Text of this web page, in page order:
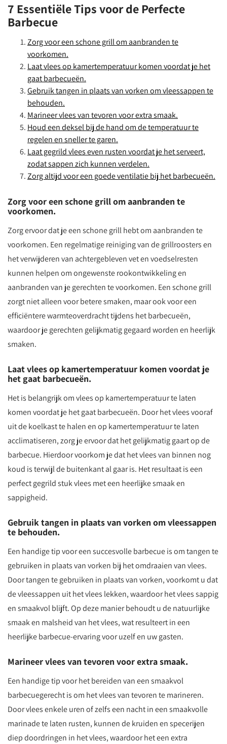
7 Essentiële Tips voor de Perfecte
Barbecue
Zorg voor een schone grill om aanbranden te
voorkomen.
Laat vlees op kamertemperatuur komen voordat je het
gaat barbecueën.
Gebruik tangen in plaats van vorken om vleessappen te
behouden.
Marineer vlees van tevoren voor extra smaak.
Houd een deksel bij de hand om de temperatuur te
regelen en sneller te garen.
Laat gegrild vlees even rusten voordat je het serveert,
zodat sappen zich kunnen verdelen.
Zorg altijd voor een goede ventilatie bij het barbecueën.
Zorg voor een schone grill om aanbranden te
voorkomen.
Zorg ervoor dat je een schone grill hebt om aanbranden te
voorkomen. Een regelmatige reiniging van de grillroosters en
het verwijderen van achtergebleven vet en voedselresten
kunnen helpen om ongewenste rookontwikkeling en
aanbranden van je gerechten te voorkomen. Een schone grill
zorgt niet alleen voor betere smaken, maar ook voor een
efficiëntere warmteoverdracht tijdens het barbecueën,
waardoor je gerechten gelijkmatig gegaard worden en heerlijk
smaken.
Laat vlees op kamertemperatuur komen voordat je
het gaat barbecueën.
Het is belangrijk om vlees op kamertemperatuur te laten
komen voordat je het gaat barbecueën. Door het vlees vooraf
uit de koelkast te halen en op kamertemperatuur te laten
acclimatiseren, zorg je ervoor dat het gelijkmatig gaart op de
barbecue. Hierdoor voorkom je dat het vlees van binnen nog
koud is terwijl de buitenkant al gaar is. Het resultaat is een
perfect gegrild stuk vlees met een heerlijke smaak en
sappigheid.
Gebruik tangen in plaats van vorken om vleessappen
te behouden.
Een handige tip voor een succesvolle barbecue is om tangen te
gebruiken in plaats van vorken bij het omdraaien van vlees.
Door tangen te gebruiken in plaats van vorken, voorkomt u dat
de vleessappen uit het vlees lekken, waardoor het vlees sappig
en smaakvol blijft. Op deze manier behoudt u de natuurlijke
smaak en malsheid van het vlees, wat resulteert in een
heerlijke barbecue-ervaring voor uzelf en uw gasten.
Marineer vlees van tevoren voor extra smaak.
Een handige tip voor het bereiden van een smaakvol
barbecuegerecht is om het vlees van tevoren te marineren.
Door vlees enkele uren of zelfs een nacht in een smaakvolle
marinade te laten rusten, kunnen de kruiden en specerijen
diep doordringen in het vlees, waardoor het een extra